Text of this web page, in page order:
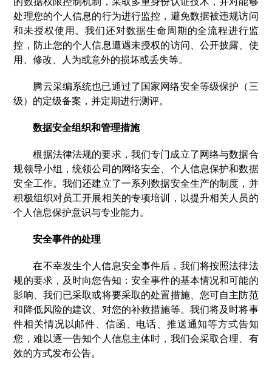
处理您的个人信息的行为进行监控，避免数据被违规访问
和未授权使用。我们还对数据生命周期的全流程进行监
控，防止您的个人信息遭遇未授权的访问、公开披露、使
用、修改、人为或意外的损坏或丢失等。
腾云采编系统也已通过了国家网络安全等级保护（三
级）的定级备案，并定期进行测评。
数据安全组织和管理措施
根据法律法规的要求，我们专门成立了网络与数据合
规领导小组，统领公司的网络安全、个人信息保护和数据
安全工作。我们还建立了一系列数据安全生产的制度，并
积极组织对员工开展相关的专项培训，以提升相关人员的
个人信息保护意识与专业能力。
安全事件的处理
在不幸发生个人信息安全事件后，我们将按照法律法
规的要求，及时向您告知：安全事件的基本情况和可能的
影响、我们已采取或将要采取的处置措施、您可自主防范
和降低风险的建议、对您的补救措施等。我们将及时将事
件相关情况以邮件、信函、电话、推送通知等方式告知
您，难以逐一告知个人信息主体时，我们会采取合理、有
效的方式发布公告。